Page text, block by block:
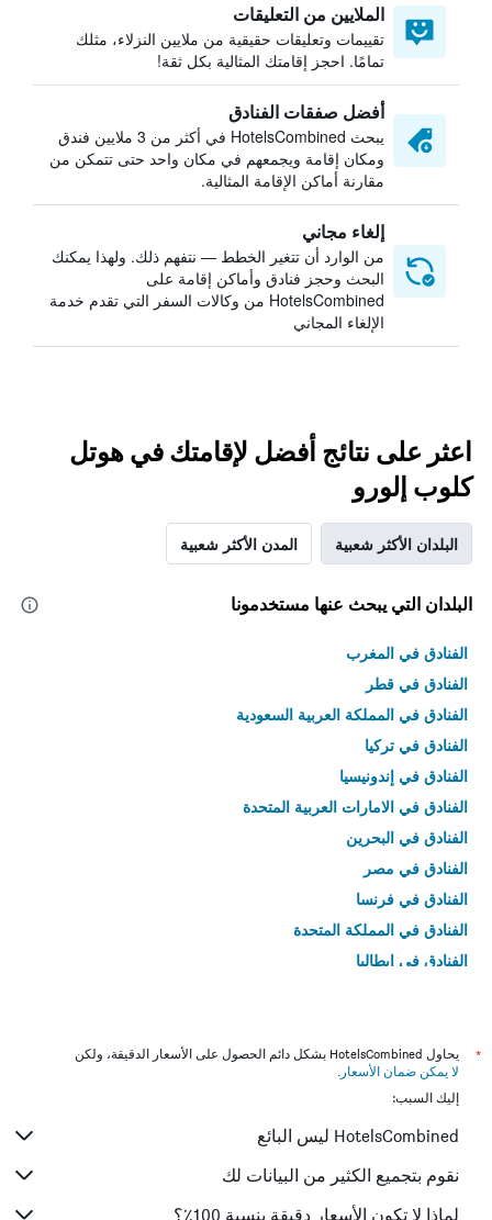
الملايين من التعليقات
تقييمات وتعليقات حقيقية من ملايين النزلاء، مثلك
تمامًا. احجز إقامتك المثالية بكل ثقة!
أفضل صفقات الفنادق
يبحث HotelsCombined في أكثر من 3 ملايين فندق
ومكان إقامة ويجمعهم في مكان واحد حتى تتمكن من
مقارنة أماكن الإقامة المثالية.
إلغاء مجاني
من الوارد أن تتغير الخطط — نتفهم ذلك. ولهذا يمكنك
البحث وحجز فنادق وأماكن إقامة على
HotelsCombined من وكالات السفر التي تقدم خدمة
الإلغاء المجاني
اعثر على نتائج أفضل لإقامتك في هوتل
كلوب إلورو
البلدان الأكثر شعبية المدن الأكثر شعبية
البلدان التي يبحث عنها مستخدمونا
الفنادق في المغرب
الفنادق في قطر
الفنادق في المملكة العربية السعودية
الفنادق في تركيا
الفنادق في إندونيسيا
الفنادق في الامارات العربية المتحدة
الفنادق في البحرين
الفنادق في مصر
الفنادق في فرنسا
الفنادق في المملكة المتحدة
الفنادق في إيطاليا
*
يحاول HotelsCombined بشكل دائم الحصول على الأسعار الدقيقة، ولكن
لا يمكن ضمان الأسعار .
إليك السبب:
HotelsCombined ليس البائع
نقوم بتجميع الكثير من البيانات لك
لماذا لا تكون الأسعار دقيقة بنسبة 100٪؟